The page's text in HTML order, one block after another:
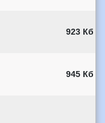
923 Кб
945 Кб